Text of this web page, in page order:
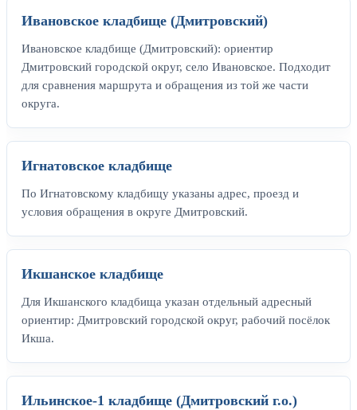
Ивановское кладбище (Дмитровский)
Ивановское кладбище (Дмитровский): ориентир
Дмитровский городской округ, село Ивановское. Подходит
для сравнения маршрута и обращения из той же части
округа.
Игнатовское кладбище
По Игнатовскому кладбищу указаны адрес, проезд и
условия обращения в округе Дмитровский.
Икшанское кладбище
Для Икшанского кладбища указан отдельный адресный
ориентир: Дмитровский городской округ, рабочий посёлок
Икша.
Ильинское-1 кладбище (Дмитровский г.о.)